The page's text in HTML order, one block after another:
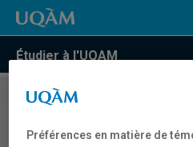
Étudier à l'UQAM
COURS//
et des destinations
Préférences en matière de